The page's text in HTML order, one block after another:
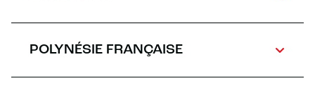
POLYNÉSIE FRANÇAISE